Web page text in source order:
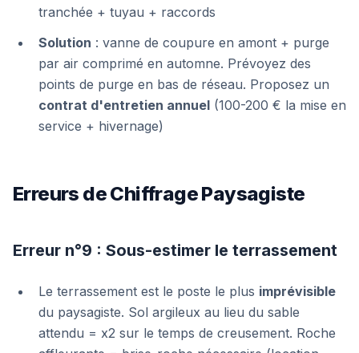
tranchée + tuyau + raccords
Solution : vanne de coupure en amont + purge
par air comprimé en automne. Prévoyez des
points de purge en bas de réseau. Proposez un
contrat d'entretien annuel (100-200 € la mise en
service + hivernage)
Erreurs de Chiffrage Paysagiste
Erreur n°9 : Sous-estimer le terrassement
Le terrassement est le poste le plus imprévisible
du paysagiste. Sol argileux au lieu du sable
attendu = x2 sur le temps de creusement. Roche